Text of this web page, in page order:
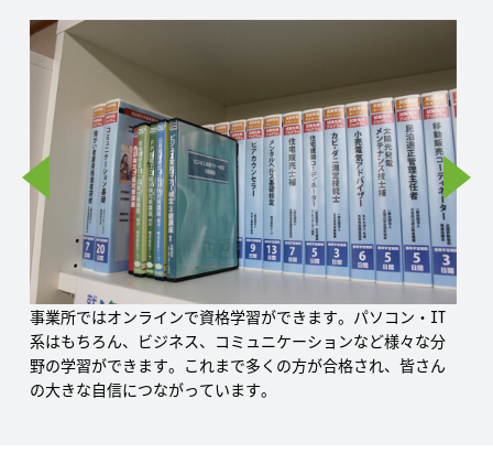
広くてゆっくりお話しができる相談室です。悩んでいるこ
と、就職活動のことなど、いつでもスタッフにお話しくださ
い。体調が悪くなったときはお休みいただくことも可能で
す。